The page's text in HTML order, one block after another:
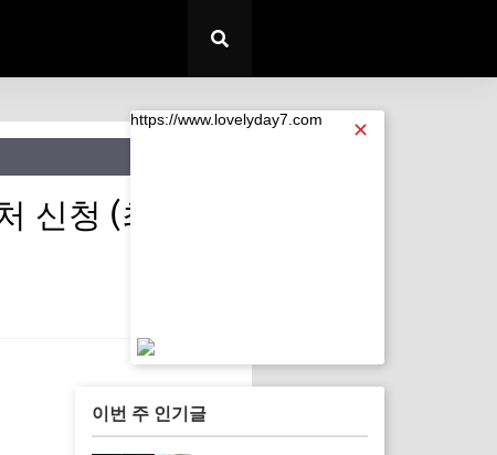
신청 (최대 30
✕
https://www.lovelyday7.com
이번 주 인기글